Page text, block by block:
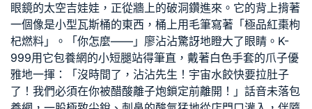
眼鏡的太空吉娃娃，正從牆上的破洞鑽進來。它的背上揹著
一個像是小型瓦斯桶的東西，桶上用毛筆寫著「極品紅棗枸
杞燃料」。「你怎麼——」廖沾沾驚訝地瞪大了眼睛。K-
999用它包養網的小短腿站得筆直，戴著白色手套的爪子優
雅地一揮：「沒時間了，沾沾先生！宇宙水餃快要拉肚子
了！我們必須在你被醋酸離子炮鎖定前離開！」話音未落包